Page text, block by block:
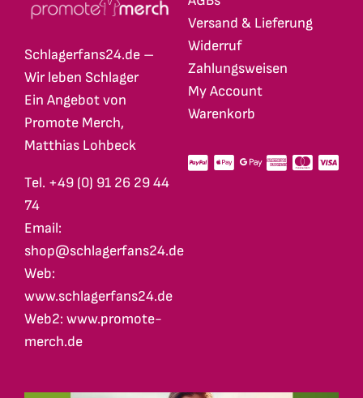
Schlagerfans24.de –
Wir leben Schlager
Ein Angebot von
Promote Merch,
Matthias Lohbeck
Tel. +49 (0) 91 26 29 44
74
Email:
shop@schlagerfans24.de
Web:
www.schlagerfans24.de
Web2: www.promote-
merch.de
Versand & Lieferung
Widerruf
Zahlungsweisen
My Account
Warenkorb